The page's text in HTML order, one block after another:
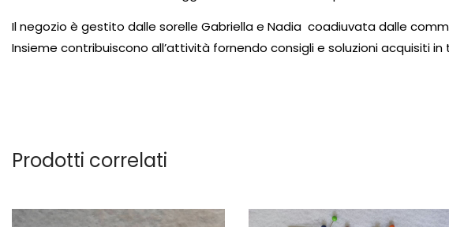
Il negozio è gestito dalle sorelle Gabriella e Nadia coadiuvata dalle
Insieme contribuiscono all’attività fornendo consigli e soluzioni acquisiti in
Prodotti correlati